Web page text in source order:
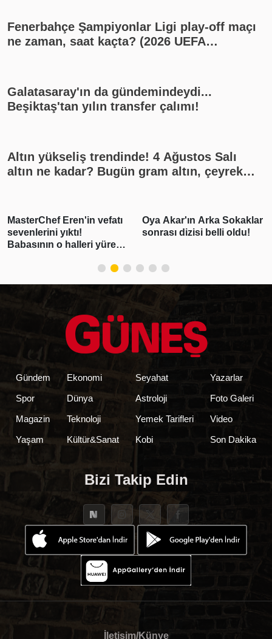
Fenerbahçe Şampiyonlar Ligi play-off maçı
ne zaman, saat kaçta? (2026 UEFA
11'i)
Galatasaray'ın da gündemindeydi...
Beşiktaş'tan yılın transfer çalımı!
Altın yükseliş trendinde! 4 Ağustos Salı
altın ne kadar? Bugün gram altın, çeyrek
rakamları, canlı takip
Eren'in vefatı
yıktı!
o halleri yürek
Oya Akar'ın Arka Sokaklar
sonrası dizisi belli oldu!
Gündem
Spor
Magazin
Yaşam
Ekonomi
Dünya
Teknoloji
Kültür&Sanat
Seyahat
Astroloji
Yemek Tarifleri
Kobi
Yazarlar
Foto Galeri
Video
Son Dakika
Bizi Takip Edin
İletişim/Künye